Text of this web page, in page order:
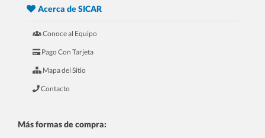
Acerca de SICAR
Conoce al Equipo
Pago Con Tarjeta
Mapa del Sitio
Contacto
Más formas de compra: